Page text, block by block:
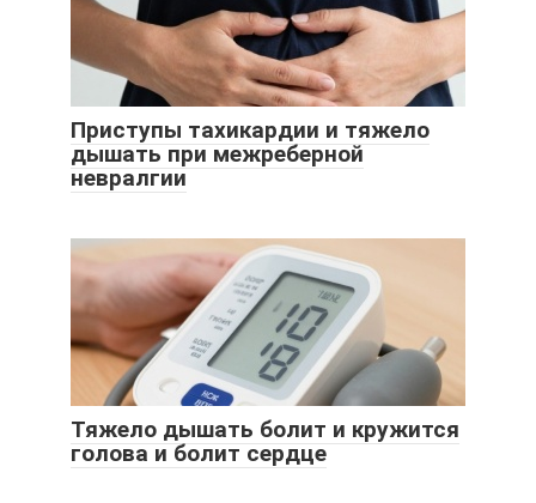
Приступы тахикардии и тяжело
дышать при межреберной
невралгии
Тяжело дышать болит и кружится
голова и болит сердце